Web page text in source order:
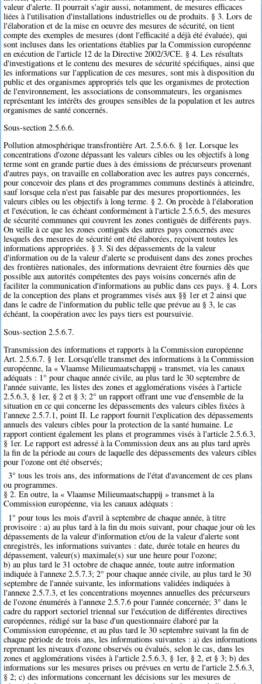
valeur d'alerte. Il pourrait s'agir aussi, notamment, de mesures efficaces
liées à l'utilisation d'installations industrielles ou de produits. § 3. Lors de
l'élaboration et de la mise en oeuvre des mesures de sécurité, on tient
compte des exemples de mesures (dont l'efficacité a déjà été évaluée), qui
sont incluses dans les orientations établies par la Commission européenne
en exécution de l'article 12 de la Directive 2002/3/CE. § 4. Les résultats
d'investigations et le contenu des mesures de sécurité spécifiques, ainsi que
les informations sur l'application de ces mesures, sont mis à disposition du
public et des organismes appropriés tels que les organismes de protection
de l'environnement, les associations de consommateurs, les organismes
représentant les intérêts des groupes sensibles de la population et les autres
organismes de santé concernés.
Sous-section 2.5.6.6.
Pollution atmosphérique transfrontière Art. 2.5.6.6. § 1er. Lorsque les
concentrations d'ozone dépassant les valeurs cibles ou les objectifs à long
terme sont en grande partie dues à des émissions de précurseurs provenant
d'autres pays, on travaille en collaboration avec les autres pays concernés,
pour concevoir des plans et des programmes communs destinés à atteindre,
sauf lorsque cela n'est pas faisable par des mesures proportionnées, les
valeurs cibles ou les objectifs à long terme. § 2. On procède à l'élaboration
et l'exécution, le cas échéant conformément à l'article 2.5.6.5, des mesures
de sécurité communes qui couvrent les zones contiguës de différents pays.
On veille à ce que les zones contiguës des autres pays concernés avec
lesquels des mesures de sécurité ont été élaborées, reçoivent toutes les
informations appropriées. § 3. Si des dépassements de la valeur
d'information ou de la valeur d'alerte se produisent dans des zones proches
des frontières nationales, des informations devraient être fournies dès que
possible aux autorités compétentes des pays voisins concernés afin de
faciliter la communication d'informations au public dans ces pays. § 4. Lors
de la conception des plans et programmes visés aux §§ 1er et 2 ainsi que
dans le cadre de l'information du public telle que prévue au § 3, le cas
échéant, la coopération avec les pays tiers est poursuivie.
Sous-section 2.5.6.7.
Transmission des informations et rapports à la Commission européenne
Art. 2.5.6.7. § 1er. Lorsqu'elle transmet des informations à la Commission
européenne, la « Vlaamse Milieumaatschappij » transmet, via les canaux
adéquats : 1° pour chaque année civile, au plus tard le 30 septembre de
l'année suivante, les listes des zones et agglomérations visées à l'article
2.5.6.3, § 1er, § 2 et § 3; 2° un rapport offrant une vue d'ensemble de la
situation en ce qui concerne les dépassements des valeurs cibles fixées à
l'annexe 2.5.7.1, point II. Le rapport fournit l'explication des dépassements
annuels des valeurs cibles pour la protection de la santé humaine. Le
rapport contient également les plans et programmes visés à l'article 2.5.6.3,
§ 1er. Le rapport est adressé à la Commission deux ans au plus tard après
la fin de la période au cours de laquelle des dépassements des valeurs cibles
pour l'ozone ont été observés;
3° tous les trois ans, des informations de l'état d'avancement de ces plans
ou programmes.
§ 2. En outre, la « Vlaamse Milieumaatschappij » transmet à la
Commission européenne, via les canaux adéquats :
1° pour tous les mois d'avril à septembre de chaque année, à titre
provisoire : a) au plus tard à la fin du mois suivant, pour chaque jour où les
dépassements de la valeur d'information et/ou de la valeur d'alerte sont
enregistrés, les informations suivantes : date, durée totale en heures du
dépassement, valeur(s) maximale(s) sur une heure pour l'ozone;
b) au plus tard le 31 octobre de chaque année, toute autre information
indiquée à l'annexe 2.5.7.3; 2° pour chaque année civile, au plus tard le 30
septembre de l'année suivante, les informations validées indiquées à
l'annexe 2.5.7.3, et les concentrations moyennes annuelles des précurseurs
de l'ozone énumérés à l'annexe 2.5.7.6 pour l'année concernée; 3° dans le
cadre du rapport sectoriel triennal sur l'exécution de différentes directives
européennes, rédigé sur la base d'un questionnaire élaboré par la
Commission européenne, et au plus tard le 30 septembre suivant la fin de
chaque période de trois ans, les informations suivantes : a) des informations
reprenant les niveaux d'ozone observés ou évalués, selon le cas, dans les
zones et agglomérations visées à l'article 2.5.6.3, § 1er, § 2, et § 3; b) des
informations sur les mesures prises ou prévues en vertu de l'article 2.5.6.3,
§ 2; c) des informations concernant les décisions sur les mesures de